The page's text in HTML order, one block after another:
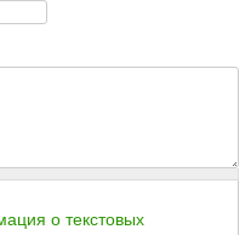
о текстовых